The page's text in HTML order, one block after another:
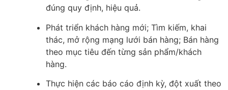
đúng quy định, hiệu quả.
Phát triển khách hàng mới; Tìm kiếm, khai
thác, mở rộng mạng lưới bán hàng; Bán hàng
theo mục tiêu đến từng sản phẩm/khách
hàng.
Thực hiện các báo cáo định kỳ, đột xuất theo